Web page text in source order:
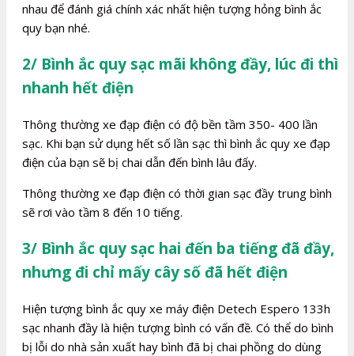
nhau để đánh giá chính xác nhất hiện tượng hỏng bình ắc
quy bạn nhé.
2/ Bình ắc quy sạc mãi không đầy, lúc đi thì
nhanh hết điện
Thông thường xe đạp điện có độ bền tầm 350- 400 lần
sạc. Khi bạn sử dụng hết số lần sạc thì bình ắc quy xe đạp
điện của bạn sẽ bị chai dẫn đến bình lâu đấy.
Thông thường xe đạp điện có thời gian sạc đầy trung bình
sẽ rơi vào tầm 8 đến 10 tiếng.
3/ Bình ắc quy sạc hai đến ba tiếng đã đầy,
nhưng đi chỉ mấy cây số đã hết điện
Hiện tượng bình ắc quy xe máy điện Detech Espero 133h
sạc nhanh đầy là hiện tượng bình có vấn đề. Có thể do bình
bị lỗi do nhà sản xuất hay bình đã bị chai phồng do dùng